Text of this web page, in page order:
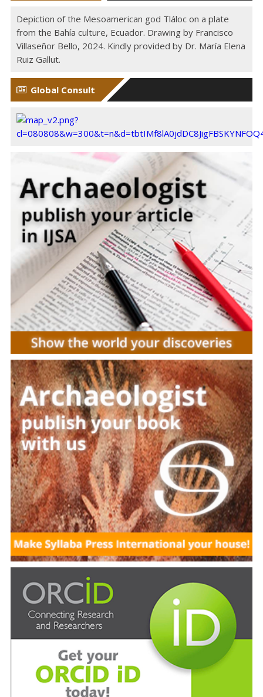
Depiction of the Mesoamerican god Tláloc on a plate
from the Bahía culture, Ecuador. Drawing by Francisco
Villaseñor Bello, 2024. Kindly provided by Dr. María Elena
Ruiz Gallut.
Global Consult